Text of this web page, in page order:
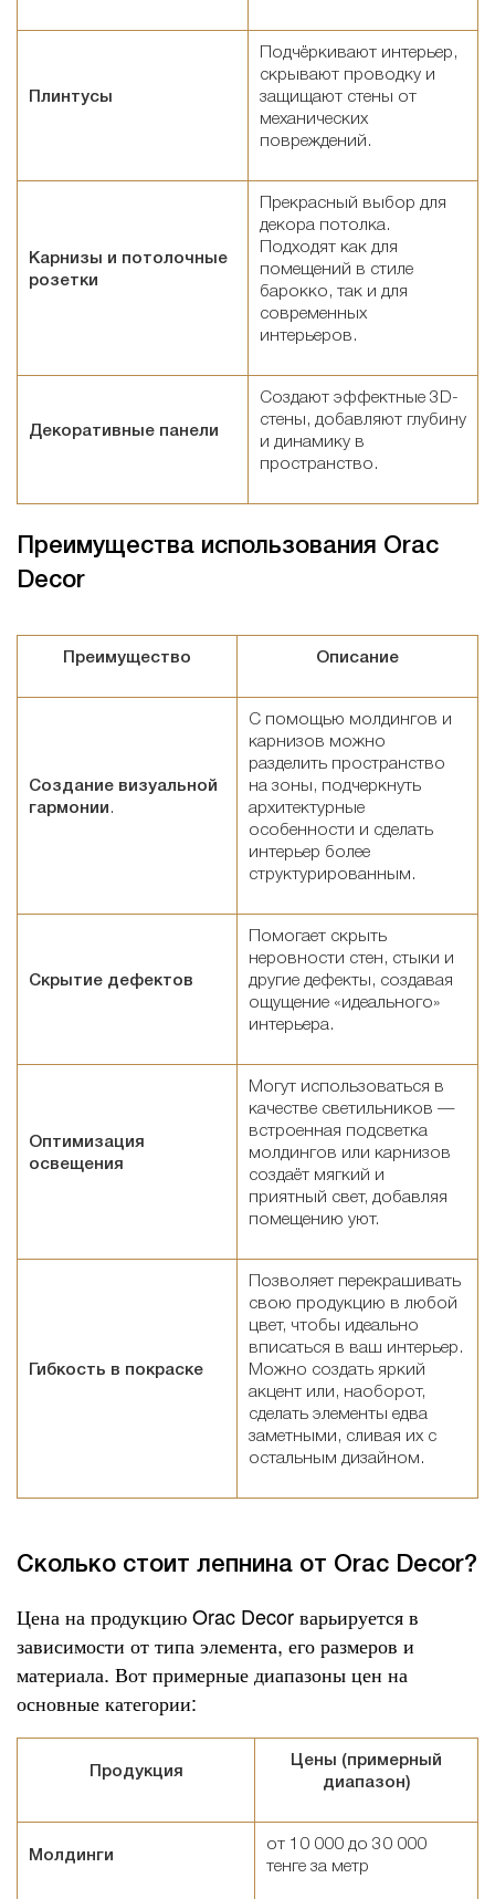
Плинтусы
Подчёркивают интерьер,
скрывают проводку и
защищают стены от
механических
повреждений.
Карнизы и потолочные
розетки
Прекрасный выбор для
декора потолка.
Подходят как для
помещений в стиле
барокко, так и для
современных
интерьеров.
Декоративные панели
Создают эффектные 3D-
стены, добавляют глубину
и динамику в
пространство.
Преимущества использования Orac
Decor
Преимущество Описание
Создание визуальной
гармонии .
С помощью молдингов и
карнизов можно
разделить пространство
на зоны, подчеркнуть
архитектурные
особенности и сделать
интерьер более
структурированным.
Скрытие дефектов
Помогает скрыть
неровности стен, стыки и
другие дефекты, создавая
ощущение «идеального»
интерьера.
Оптимизация
освещения
Могут использоваться в
качестве светильников —
встроенная подсветка
молдингов или карнизов
создаёт мягкий и
приятный свет, добавляя
помещению уют.
Гибкость в покраске
Позволяет перекрашивать
свою продукцию в любой
цвет, чтобы идеально
вписаться в ваш интерьер.
Можно создать яркий
акцент или, наоборот,
сделать элементы едва
заметными, сливая их с
остальным дизайном.
Сколько стоит лепнина от Orac Decor?
Цена на продукцию Orac Decor варьируется в
зависимости от типа элемента, его размеров и
материала. Вот примерные диапазоны цен на
основные категории:
Продукция
Цены (примерный
диапазон)
Молдинги
от 10 000 до 30 000
тенге за метр